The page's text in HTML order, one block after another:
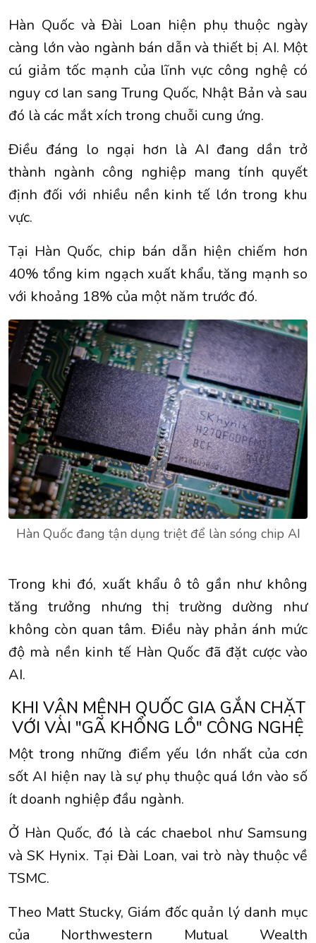
Hàn Quốc và Đài Loan hiện phụ thuộc ngày
càng lớn vào ngành bán dẫn và thiết bị AI. Một
cú giảm tốc mạnh của lĩnh vực công nghệ có
nguy cơ lan sang Trung Quốc, Nhật Bản và sau
đó là các mắt xích trong chuỗi cung ứng.
Điều đáng lo ngại hơn là AI đang dần trở
thành ngành công nghiệp mang tính quyết
định đối với nhiều nền kinh tế lớn trong khu
vực.
Tại Hàn Quốc, chip bán dẫn hiện chiếm hơn
40% tổng kim ngạch xuất khẩu, tăng mạnh so
với khoảng 18% của một năm trước đó.
Hàn Quốc đang tận dụng triệt để làn sóng chip AI
Trong khi đó, xuất khẩu ô tô gần như không
tăng trưởng nhưng thị trường dường như
không còn quan tâm. Điều này phản ánh mức
độ mà nền kinh tế Hàn Quốc đã đặt cược vào
AI.
KHI VẬN MỆNH QUỐC GIA GẮN CHẶT
VỚI VÀI "GÃ KHỔNG LỒ" CÔNG NGHỆ
Một trong những điểm yếu lớn nhất của cơn
sốt AI hiện nay là sự phụ thuộc quá lớn vào số
ít doanh nghiệp đầu ngành.
Ở Hàn Quốc, đó là các chaebol như Samsung
và SK Hynix. Tại Đài Loan, vai trò này thuộc về
TSMC.
Theo Matt Stucky, Giám đốc quản lý danh mục
của Northwestern Mutual Wealth